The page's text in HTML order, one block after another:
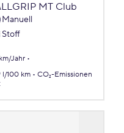
MT Club
Manuell
Stoff
Jahr
l/100 km
CO₂-Emissionen